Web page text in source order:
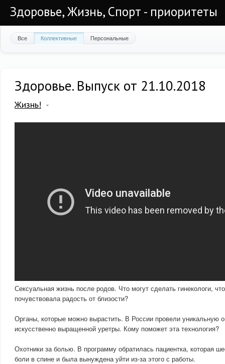
Здоровье, Жизнь, Спорт - приоритеты
Все Коллективные Персональные
Здоровье. Выпуск от 21.10.2018
Жизнь!
Сексуальная жизнь после родов. Что могут сделать гинекологи,
почувствовала радость от близости?
Органы, которые можно вырастить. В России провели уникальную
искусственно выращенной уретры. Кому поможет эта технология?
Охотники за болью. В программу обратилась пациентка, которая
боли в спине и была вынуждена уйти из-за этого с работы.